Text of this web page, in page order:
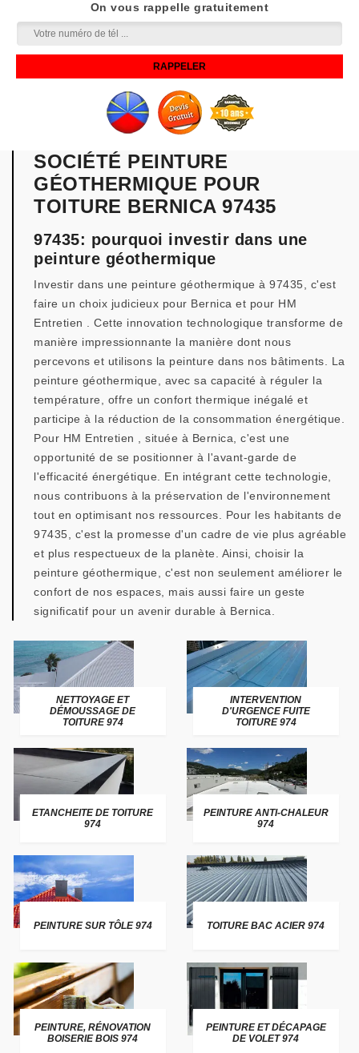
On vous rappelle gratuitement
SOCIÉTÉ PEINTURE
GÉOTHERMIQUE POUR
TOITURE BERNICA 97435
97435: pourquoi investir dans une
peinture géothermique
Investir dans une peinture géothermique à 97435, c'est
faire un choix judicieux pour Bernica et pour HM
Entretien . Cette innovation technologique transforme de
manière impressionnante la manière dont nous
percevons et utilisons la peinture dans nos bâtiments. La
peinture géothermique, avec sa capacité à réguler la
température, offre un confort thermique inégalé et
participe à la réduction de la consommation énergétique.
Pour HM Entretien , située à Bernica, c'est une
opportunité de se positionner à l'avant-garde de
l'efficacité énergétique. En intégrant cette technologie,
nous contribuons à la préservation de l'environnement
tout en optimisant nos ressources. Pour les habitants de
97435, c'est la promesse d'un cadre de vie plus agréable
et plus respectueux de la planète. Ainsi, choisir la
peinture géothermique, c'est non seulement améliorer le
confort de nos espaces, mais aussi faire un geste
significatif pour un avenir durable à Bernica.
NETTOYAGE ET
DÉMOUSSAGE DE
TOITURE 974
INTERVENTION
D'URGENCE FUITE
TOITURE 974
ETANCHEITE DE TOITURE
974
PEINTURE ANTI-CHALEUR
974
PEINTURE SUR TÔLE 974 TOITURE BAC ACIER 974
PEINTURE, RÉNOVATION
BOISERIE BOIS 974
PEINTURE ET DÉCAPAGE
DE VOLET 974